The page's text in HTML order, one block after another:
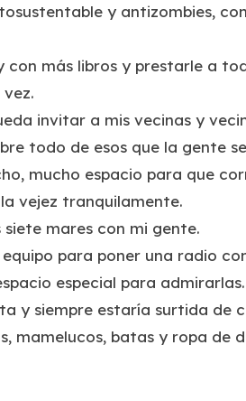
y antizombies,
con más libros y prestarle a
invitar a mis vecinas y
todo de esos que la gente
mucho espacio para que
vejez tranquilamente.
mares con mi gente.
para poner una radio
especial para admirarlas.
y siempre estaría surtida de
mamelucos, batas y ropa de